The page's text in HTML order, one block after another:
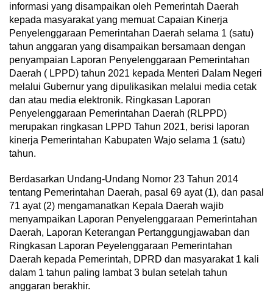
informasi yang disampaikan oleh Pemerintah Daerah
kepada masyarakat yang memuat Capaian Kinerja
Penyelenggaraan Pemerintahan Daerah selama 1 (satu)
tahun anggaran yang disampaikan bersamaan dengan
penyampaian Laporan Penyelenggaraan Pemerintahan
Daerah ( LPPD) tahun 2021 kepada Menteri Dalam Negeri
melalui Gubernur yang dipulikasikan melalui media cetak
dan atau media elektronik. Ringkasan Laporan
Penyelenggaraan Pemerintahan Daerah (RLPPD)
merupakan ringkasan LPPD Tahun 2021, berisi laporan
kinerja Pemerintahan Kabupaten Wajo selama 1 (satu)
tahun.
Berdasarkan Undang-Undang Nomor 23 Tahun 2014
tentang Pemerintahan Daerah, pasal 69 ayat (1), dan pasal
71 ayat (2) mengamanatkan Kepala Daerah wajib
menyampaikan Laporan Penyelenggaraan Pemerintahan
Daerah, Laporan Keterangan Pertanggungjawaban dan
Ringkasan Laporan Peyelenggaraan Pemerintahan
Daerah kepada Pemerintah, DPRD dan masyarakat 1 kali
dalam 1 tahun paling lambat 3 bulan setelah tahun
anggaran berakhir.